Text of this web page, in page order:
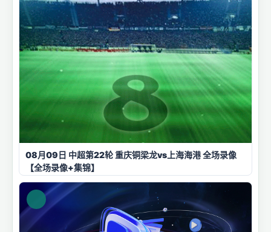
08月09日 中超第22轮 重庆铜梁龙vs上海海港 全场录像
【全场录像+集锦】